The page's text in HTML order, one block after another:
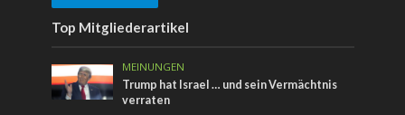
Top Mitgliederartikel
MEINUNGEN
Trump hat Israel … und sein Vermächtnis
verraten